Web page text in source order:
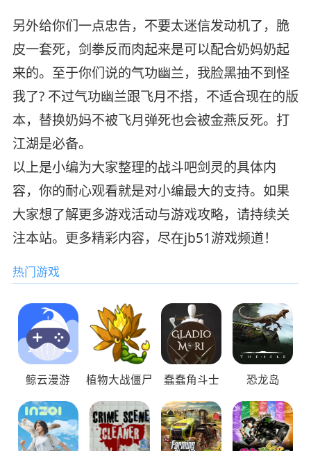
另外给你们一点忠告，不要太迷信发动机了，脆
皮一套死，剑拳反而肉起来是可以配合奶妈奶起
来的。至于你们说的气功幽兰，我脸黑抽不到怪
我了? 不过气功幽兰跟飞月不搭，不适合现在的版
本，替换奶妈不被飞月弹死也会被金燕反死。打
江湖是必备。
以上是小编为大家整理的战斗吧剑灵的具体内
容，你的耐心观看就是对小编最大的支持。如果
大家想了解更多游戏活动与游戏攻略，请持续关
注本站。更多精彩内容，尽在jb51游戏频道！
热门游戏
鲸云漫游 植物大战僵尸 蠢蠢角斗士 恐龙岛